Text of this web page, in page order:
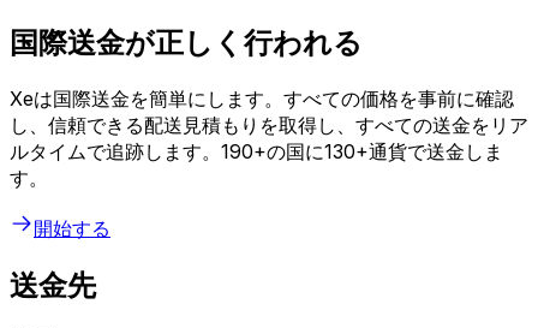
国際送金が正しく行われる
Xeは国際送金を簡単にします。すべての価格を事前に確認
し、信頼できる配送見積もりを取得し、すべての送金をリア
ルタイムで追跡します。190+の国に130+通貨で送金しま
す。
開始する
送金先